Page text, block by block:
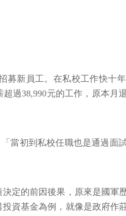
過38,990元的工作，原本月
資基金為例，就像是政府作
續侵蝕本金。而且依照政府